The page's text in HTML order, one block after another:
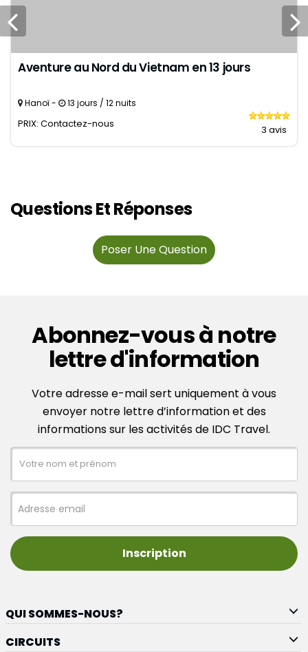
Aventure au Nord du Vietnam en 13 jours
Hanoï - 13 jours / 12 nuits
PRIX: Contactez-nous 3 avis
Questions Et Réponses
Poser Une Question
Abonnez-vous à notre
lettre d'information
Votre adresse e-mail sert uniquement à vous
envoyer notre lettre d’information et des
informations sur les activités de IDC Travel.
Inscription
QUI SOMMES-NOUS?
CIRCUITS